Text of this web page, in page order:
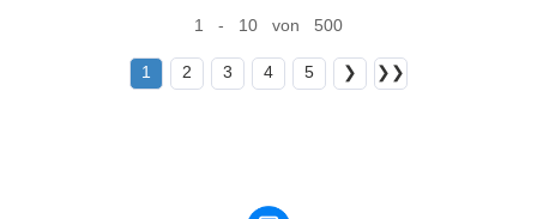
1 - 10 von 500
1 2 3 4 5 ❯ ❯❯